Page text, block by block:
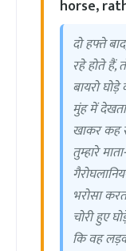
horse,
दो हफ्ते
रहे होते हैं,
बायरो
मुंह में
खाकर कह
तुम्हारे
भरोसा
चोरी हुए
कि वह